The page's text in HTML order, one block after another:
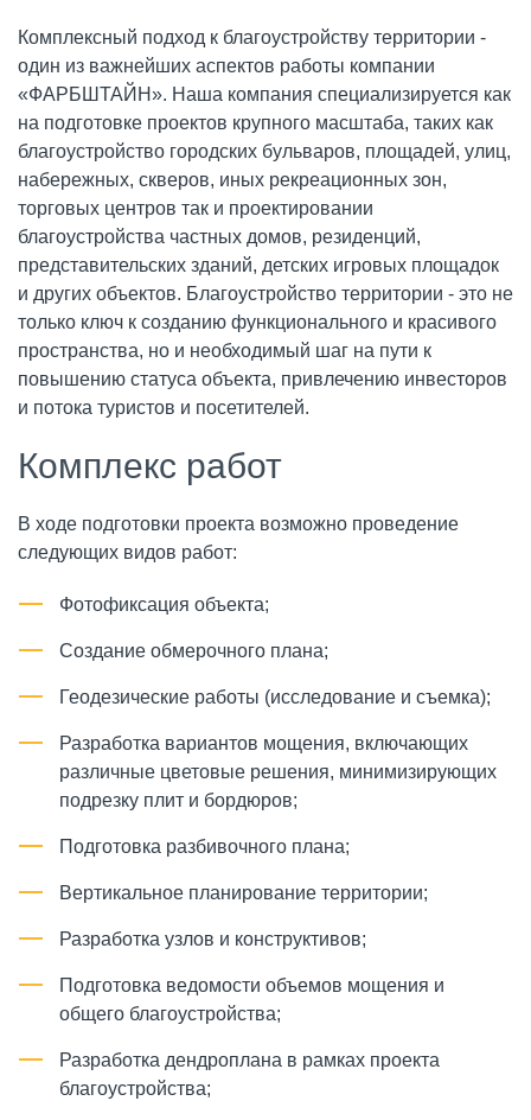
Комплексный подход к благоустройству территории -
один из важнейших аспектов работы компании
«ФАРБШТАЙН». Наша компания специализируется как
на подготовке проектов крупного масштаба, таких как
благоустройство городских бульваров, площадей, улиц,
набережных, скверов, иных рекреационных зон,
торговых центров так и проектировании
благоустройства частных домов, резиденций,
представительских зданий, детских игровых площадок
и других объектов. Благоустройство территории - это не
только ключ к созданию функционального и красивого
пространства, но и необходимый шаг на пути к
повышению статуса объекта, привлечению инвесторов
и потока туристов и посетителей.
Комплекс работ
В ходе подготовки проекта возможно проведение
следующих видов работ:
Фотофиксация объекта;
Создание обмерочного плана;
Геодезические работы (исследование и съемка);
Разработка вариантов мощения, включающих
различные цветовые решения, минимизирующих
подрезку плит и бордюров;
Подготовка разбивочного плана;
Вертикальное планирование территории;
Разработка узлов и конструктивов;
Подготовка ведомости объемов мощения и
общего благоустройства;
Разработка дендроплана в рамках проекта
благоустройства;